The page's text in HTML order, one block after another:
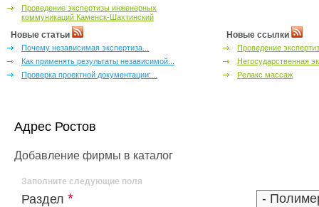
Проведение экспертизы инженерных
коммуникаций Каменск-Шахтинский
Новые статьи
Почему независимая экспертиза...
Как применять результаты независимой...
Проверка проектной документации:...
Новые ссылки
Проведение
Негосударственная
Релакс массаж
Адрес Ростов
Добавление фирмы в каталог
Заполните следующие поля
Раздел *